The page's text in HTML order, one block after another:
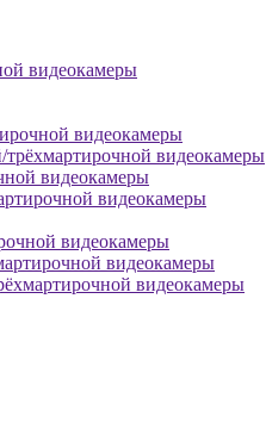
видеокамеры
видеокамеры
видеокамеры
видеокамеры
видеокамеры
видеокамеры
видеокамеры
видеокамеры